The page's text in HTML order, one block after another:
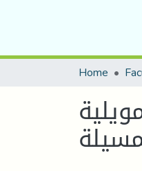
Home